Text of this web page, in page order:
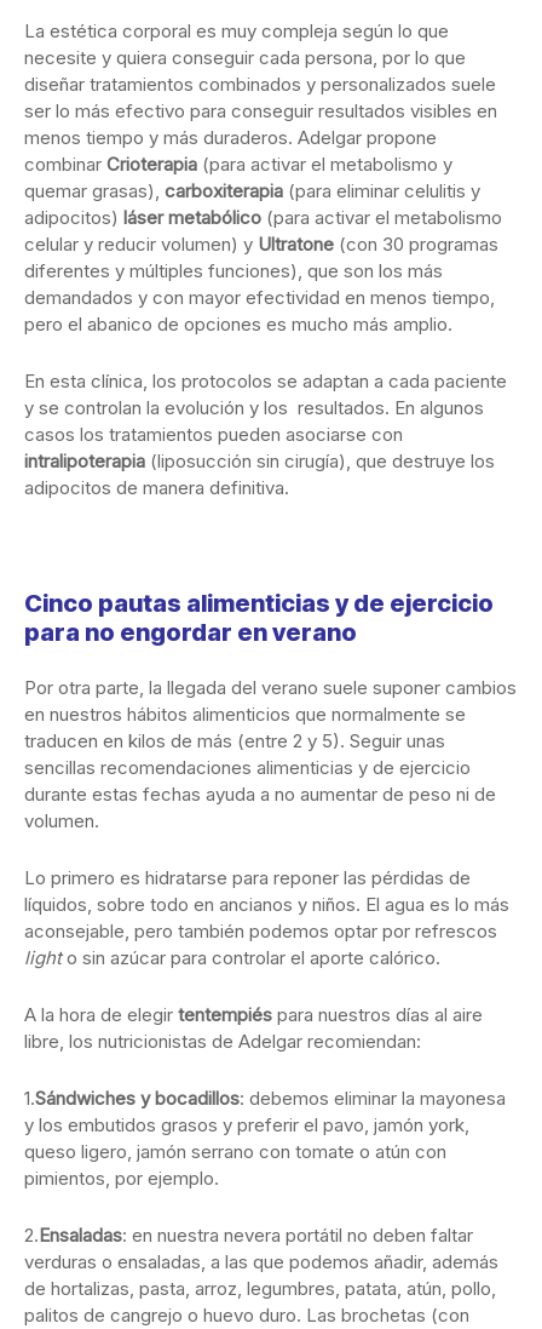
La estética corporal es muy compleja según lo que
necesite y quiera conseguir cada persona, por lo que
diseñar tratamientos combinados y personalizados suele
ser lo más efectivo para conseguir resultados visibles en
menos tiempo y más duraderos. Adelgar propone
combinar Crioterapia (para activar el metabolismo y
quemar grasas), carboxiterapia (para eliminar celulitis y
adipocitos) láser metabólico (para activar el metabolismo
celular y reducir volumen) y Ultratone (con 30 programas
diferentes y múltiples funciones), que son los más
demandados y con mayor efectividad en menos tiempo,
pero el abanico de opciones es mucho más amplio.
En esta clínica, los protocolos se adaptan a cada paciente
y se controlan la evolución y los resultados. En algunos
casos los tratamientos pueden asociarse con
intralipoterapia (liposucción sin cirugía), que destruye los
adipocitos de manera definitiva.
Cinco pautas alimenticias y de ejercicio
para no engordar en verano
Por otra parte, la llegada del verano suele suponer cambios
en nuestros hábitos alimenticios que normalmente se
traducen en kilos de más (entre 2 y 5). Seguir unas
sencillas recomendaciones alimenticias y de ejercicio
durante estas fechas ayuda a no aumentar de peso ni de
volumen.
Lo primero es hidratarse para reponer las pérdidas de
líquidos, sobre todo en ancianos y niños. El agua es lo más
aconsejable, pero también podemos optar por refrescos
lighto sin azúcar para controlar el aporte calórico.
A la hora de elegir tentempiés para nuestros días al aire
libre, los nutricionistas de Adelgar recomiendan:
1.Sándwiches y bocadillos: debemos eliminar la mayonesa
y los embutidos grasos y preferir el pavo, jamón york,
queso ligero, jamón serrano con tomate o atún con
pimientos, por ejemplo.
2.Ensaladas: en nuestra nevera portátil no deben faltar
verduras o ensaladas, a las que podemos añadir, además
de hortalizas, pasta, arroz, legumbres, patata, atún, pollo,
palitos de cangrejo o huevo duro. Las brochetas (con